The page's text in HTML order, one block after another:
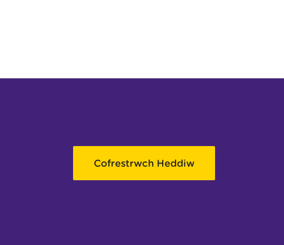
Cofrestrwch Heddiw